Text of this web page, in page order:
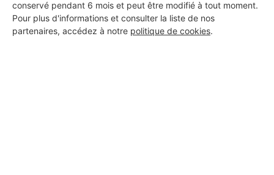
conservé pendant 6 mois et peut être modifié à tout moment.
Pour plus d'informations et consulter la liste de nos
partenaires, accédez à notre politique de cookies.